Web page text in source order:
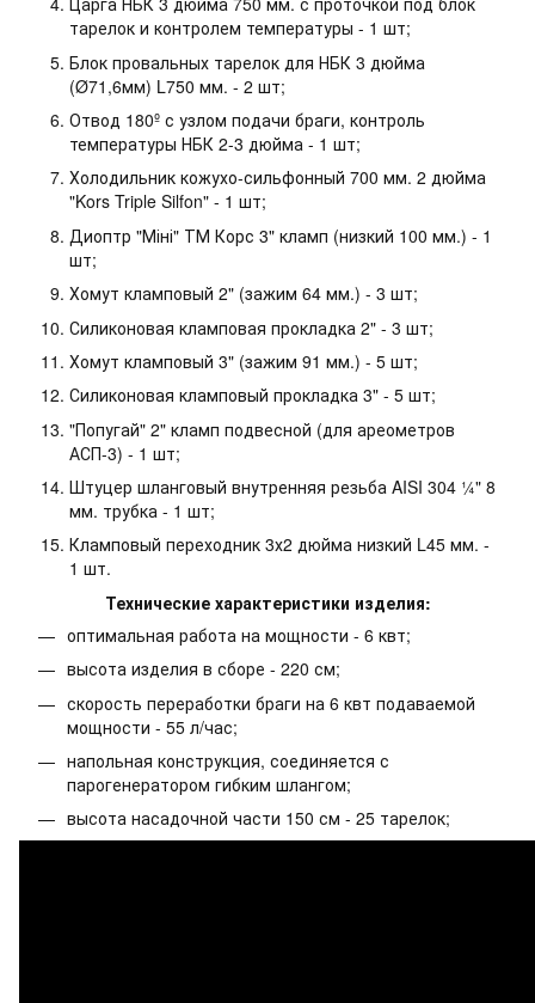
тарелок и контролем температуры - 1 шт;
Блок провальных тарелок для НБК 3 дюйма
(Ø71,6мм) L750 мм. - 2 шт;
Отвод 180º с узлом подачи браги, контроль
температуры НБК 2-3 дюйма - 1 шт;
Холодильник кожухо-сильфонный 700 мм. 2 дюйма
"Kors Triple Silfon" - 1 шт;
Диоптр "Міні" ТМ Корс 3" кламп (низкий 100 мм.) - 1
шт;
Хомут кламповый 2" (зажим 64 мм.) - 3 шт;
Силиконовая кламповая прокладка 2" - 3 шт;
Хомут кламповый 3" (зажим 91 мм.) - 5 шт;
Силиконовая кламповый прокладка 3" - 5 шт;
"Попугай" 2" кламп подвесной (для ареометров
АСП-3) - 1 шт;
Штуцер шланговый внутренняя резьба AISI 304 ¼" 8
мм. трубка - 1 шт;
Кламповый переходник 3х2 дюйма низкий L45 мм. -
1 шт.
Технические характеристики изделия:
оптимальная работа на мощности - 6 квт;
высота изделия в сборе - 220 см;
скорость переработки браги на 6 квт подаваемой
мощности - 55 л/час;
напольная конструкция, соединяется с
парогенератором гибким шлангом;
высота насадочной части 150 см - 25 тарелок;